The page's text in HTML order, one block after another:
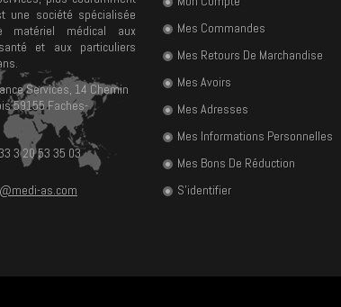
une société spécialisée
médical aux
et aux particuliers
Services, 14 Chemin
59155 Faches-
3 20 53 35 03
as.com
Mes Commandes
Mes Retours De Marchandise
Mes Avoirs
Mes Adresses
Mes Informations Personnelles
Mes Bons De Réduction
S'identifier